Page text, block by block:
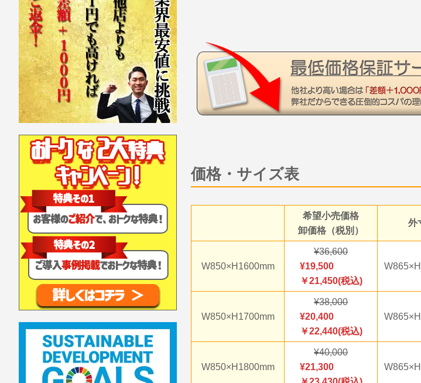
価格・サイズ表
希望小売価格
卸価格（税別）
外
W850×H1600mm
36,600
19,500
￥21,450(税込)
W850×H1700mm
38,000
20,400
￥22,440(税込)
W850×H1800mm
40,000
21,300